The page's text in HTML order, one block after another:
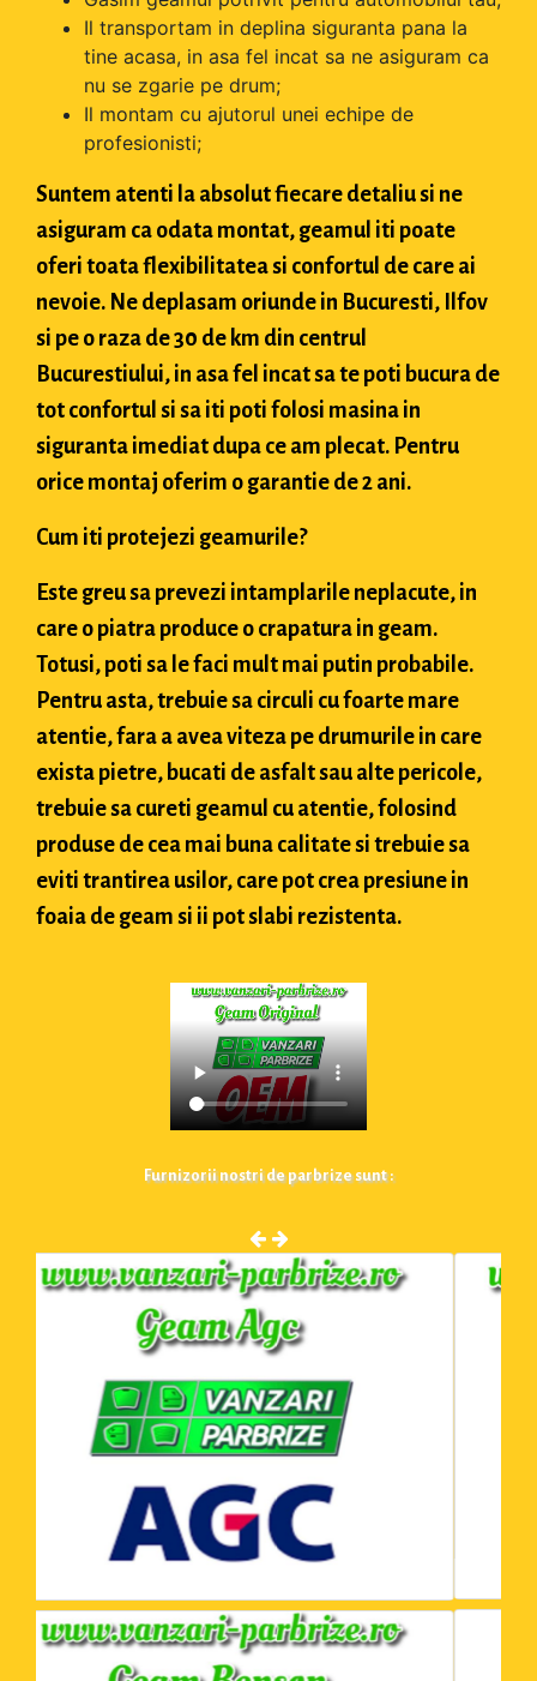
Il transportam in deplina siguranta pana la
tine acasa, in asa fel incat sa ne asiguram ca
nu se zgarie pe drum;
Il montam cu ajutorul unei echipe de
profesionisti;
Suntem atenti la absolut fiecare detaliu si ne
asiguram ca odata montat, geamul iti poate
oferi toata flexibilitatea si confortul de care ai
nevoie. Ne deplasam oriunde in Bucuresti, Ilfov
si pe o raza de 30 de km din centrul
Bucurestiului, in asa fel incat sa te poti bucura de
tot confortul si sa iti poti folosi masina in
siguranta imediat dupa ce am plecat. Pentru
orice montaj oferim o garantie de 2 ani.
Cum iti protejezi geamurile?
Este greu sa prevezi intamplarile neplacute, in
care o piatra produce o crapatura in geam.
Totusi, poti sa le faci mult mai putin probabile.
Pentru asta, trebuie sa circuli cu foarte mare
atentie, fara a avea viteza pe drumurile in care
exista pietre, bucati de asfalt sau alte pericole,
trebuie sa cureti geamul cu atentie, folosind
produse de cea mai buna calitate si trebuie sa
eviti trantirea usilor, care pot crea presiune in
foaia de geam si ii pot slabi rezistenta.
Furnizorii nostri de parbrize sunt :